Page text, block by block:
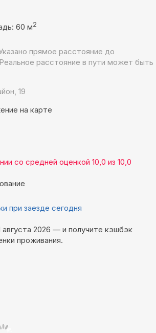
60 м2
прямое расстояние до
расстояние в пути может быть
19
на карте
со средней оценкой 10,0 из 10,0
при заезде сегодня
августа 2026 — и получите кэшбэк
проживания.